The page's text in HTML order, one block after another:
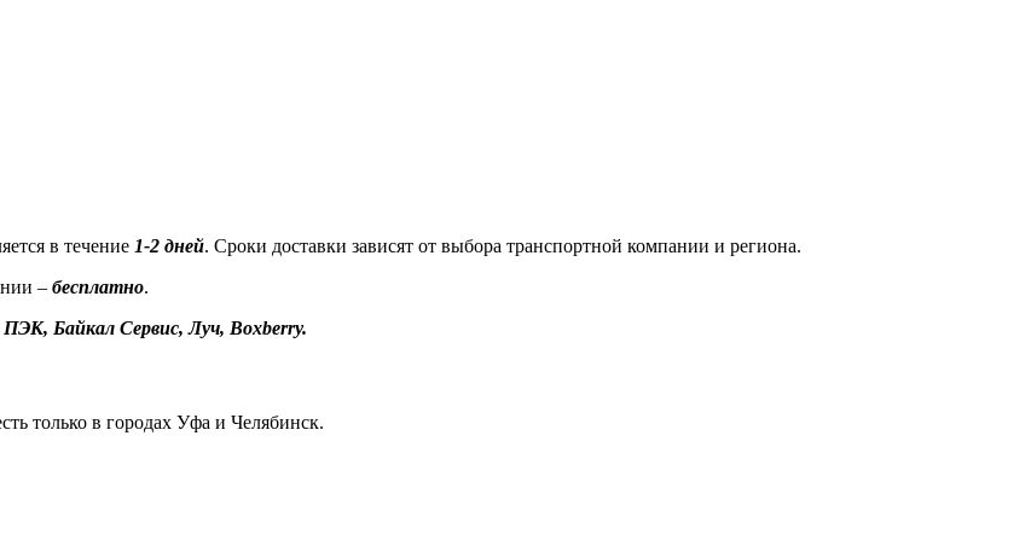
в течение 1-2 дней. Сроки доставки зависят от выбора транспортной компании и региона.
– бесплатно.
Байкал Сервис, Луч, Boxberry.
только в городах Уфа и Челябинск.